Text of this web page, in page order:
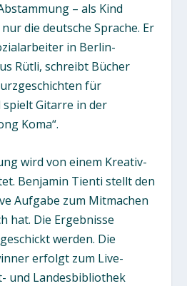
– als Kind
die deutsche Sprache. Er
in Berlin-
Rütli, schreibt Bücher
für
Gitarre in der
Koma“.
wird von einem Kreativ-
Benjamin Tienti stellt den
Aufgabe zum Mitmachen
hat. Die Ergebnisse
werden. Die
erfolgt zum Live-
und Landesbibliothek